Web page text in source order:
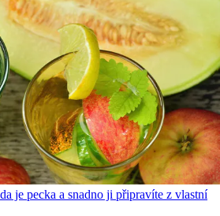
je pecka a snadno ji připravíte z vlastní